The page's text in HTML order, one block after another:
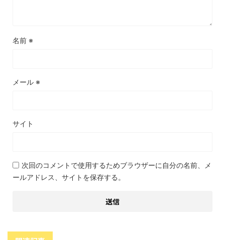
名前 ※
メール ※
サイト
次回のコメントで使用するためブラウザーに自分の名前、メ
ールアドレス、サイトを保存する。